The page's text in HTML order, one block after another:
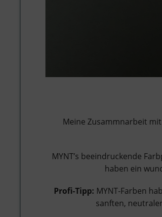
Meine Zusammnarbeit
MYNT’s beeindruckende
haben ein
Profi-Tipp: MYNT-Farben
sanften,